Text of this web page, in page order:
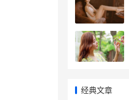
经典文章